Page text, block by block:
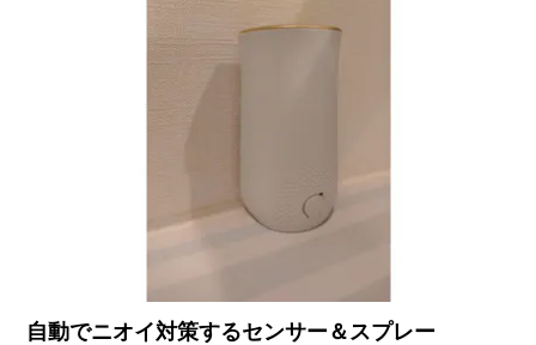
自動でニオイ対策するセンサー＆スプレー